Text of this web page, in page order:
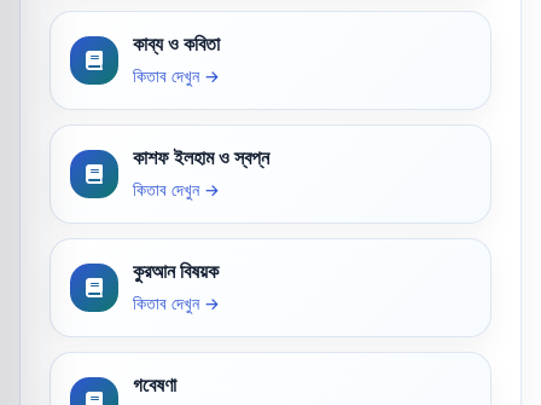
কাব্য ও কবিতা
কিতাব দেখুন →
কাশফ ইলহাম ও স্বপ্ন
কিতাব দেখুন →
কুরআন বিষয়ক
কিতাব দেখুন →
গবেষণা